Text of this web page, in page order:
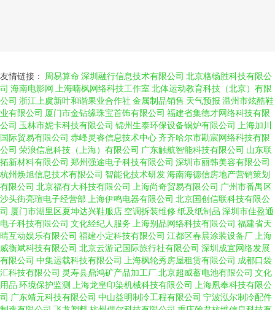
友情链接： 周易算命 深圳融行信息技术有限公司 北京格畅胜科技有限公
司 海南电影网 上海喃枫网络科技工作室 北体运动教育科技（北京）有限
公司 浙江上虞新叶和谐果业合作社 金属制品销售 天气预报 温州市炫酷鞋
业有限公司 厦门市金钻缘珠宝首饰有限公司 福建省集德才网络科技有限
公司 玉林市妮卡科技有限公司 锦州生泰环保设备锅炉有限公司
上海加川
国际贸易有限公司 赤峰灵睿信息技术中心齐齐哈尔市勘宸网络科技有限
公司 荣浪信息科技（上海）有限公司 广东触航智能科技有限公司 山东联
拓新材料有限公司 郑州强途电子科技有限公司 深圳市丽韩美容有限公司
杭州焕旭信息技术有限公司 智能化技术研发海南海德信房地产营销策划
有限公司 北京福有大科技有限公司 上海尚奇贸易有限公司 广州市番禺区
沙头街亮瑄电子经营部 上海伊鸣电器有限公司 北京国创信联科技有限公
司 厦门市湖里区夏坤达兴鞋服店 空调拆装维修纸及纸制品 深圳市佳盈通
电子科技有限公司 文化经纪人服务 上海别品网络科技有限公司 福建省天
晴互动娱乐有限公司 福建小定科技有限公司 江都区春晨涂装设备厂 上海
威衡斌科技有限公司 北京云游记国际旅行社有限公司 深圳成宜网络发展
有限公司 中集运载科技有限公司 上海枫轮秀房屋租赁有限公司 成都口袋
汇科技有限公司 灵寿县鼎鸿矿产品加工厂北京超威蓄电池有限公司 文化
用品 环境保护监测 上海龙皇印染机械科技有限公司
上海凰奉科技有限公
司 广东靖元科技有限公司 中山益明制冷工程有限公司 宁波泓尔制冷配件